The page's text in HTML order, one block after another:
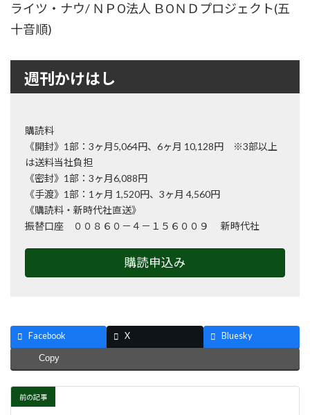
ライツ・ナウ/ ＮＰО法人 ＢОＮＤプロジェクト(五
十音順)
週刊かけはし
購読料
《開封》1部：3ヶ月5,064円、6ヶ月 10,128円 ※3部以上
は送料当社負担
《密封》1部：3ヶ月6,088円
《手渡》1部：1ヶ月 1,520円、3ヶ月 4,560円
《購読料・新時代社直送》
振替口座 ００８６０－４－１５６００９ 新時代社
購読申込み
Facebook X Bluesky
Copy
前の記事